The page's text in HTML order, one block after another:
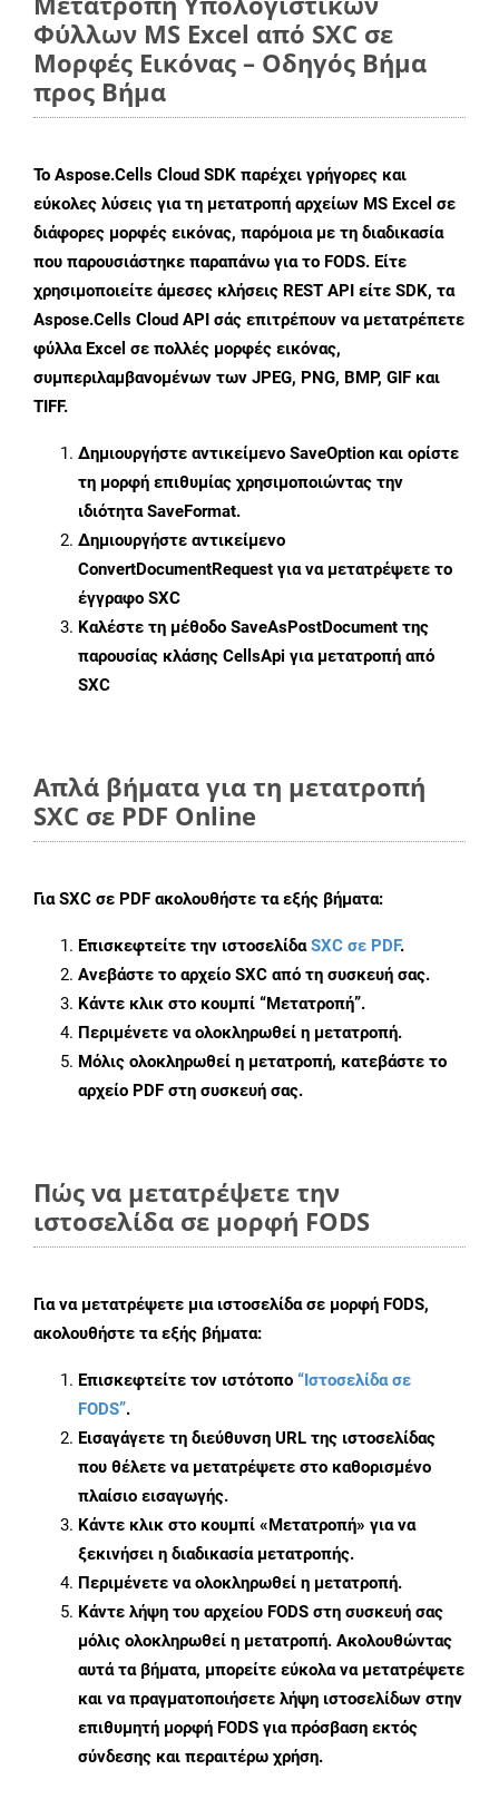
Φύλλων MS Excel από SXC σε
Μορφές Εικόνας – Οδηγός Βήμα
προς Βήμα
Το Aspose.Cells Cloud SDK παρέχει γρήγορες και
εύκολες λύσεις για τη μετατροπή αρχείων MS Excel σε
διάφορες μορφές εικόνας, παρόμοια με τη διαδικασία
που παρουσιάστηκε παραπάνω για το FODS. Είτε
χρησιμοποιείτε άμεσες κλήσεις REST API είτε SDK, τα
Aspose.Cells Cloud API σάς επιτρέπουν να μετατρέπετε
φύλλα Excel σε πολλές μορφές εικόνας,
συμπεριλαμβανομένων των JPEG, PNG, BMP, GIF και
TIFF.
Δημιουργήστε αντικείμενο SaveOption και ορίστε
τη μορφή επιθυμίας χρησιμοποιώντας την
ιδιότηταSaveFormat.
Δημιουργήστε αντικείμενο
ConvertDocumentRequest για να μετατρέψετε το
έγγραφο SXC
Καλέστε τη μέθοδο SaveAsPostDocument της
παρουσίας κλάσης CellsApi για μετατροπή από
SXC
Απλά βήματα για τη μετατροπή
SXC σε PDF Online
ΓιαSXC σε PDF ακολουθήστε τα εξής βήματα:
Επισκεφτείτε την ιστοσελίδαSXC σε PDF.
Ανεβάστε το αρχείο SXC από τη συσκευή σας.
Κάντε κλικ στο κουμπί “Μετατροπή”.
Περιμένετε να ολοκληρωθεί η μετατροπή.
Μόλις ολοκληρωθεί η μετατροπή, κατεβάστε το
αρχείο PDF στη συσκευή σας.
Πώς να μετατρέψετε την
ιστοσελίδα σε μορφή FODS
Για να μετατρέψετε μια ιστοσελίδα σε μορφή FODS,
ακολουθήστε τα εξής βήματα:
Επισκεφτείτε τον ιστότοπο “Ιστοσελίδα σε
FODS”.
Εισαγάγετε τη διεύθυνση URL της ιστοσελίδας
που θέλετε να μετατρέψετε στο καθορισμένο
πλαίσιο εισαγωγής.
Κάντε κλικ στο κουμπί «Μετατροπή» για να
ξεκινήσει η διαδικασία μετατροπής.
Περιμένετε να ολοκληρωθεί η μετατροπή.
Κάντε λήψη του αρχείου FODS στη συσκευή σας
μόλις ολοκληρωθεί η μετατροπή. Ακολουθώντας
αυτά τα βήματα, μπορείτε εύκολα να μετατρέψετε
και να πραγματοποιήσετε λήψη ιστοσελίδων στην
επιθυμητή μορφή FODS για πρόσβαση εκτός
σύνδεσης και περαιτέρω χρήση.